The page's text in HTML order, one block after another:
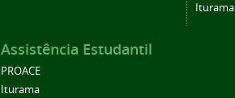
Iturama
Assistência Estudantil
PROACE
Iturama